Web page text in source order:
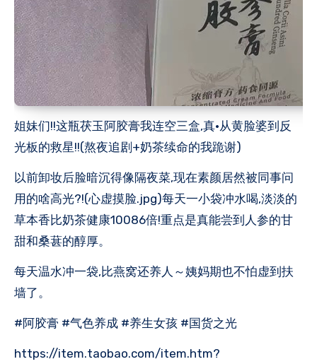
姐妹们!!这瓶茯玉阿胶膏我连空三盒,真·从黄脸婆到反
光板的救星!!(熬夜追剧+奶茶续命的我跪谢)
以前卸妆后脸暗沉得像隔夜菜,现在素颜居然被同事问
用的啥高光?!(心虚摸脸.jpg)每天一小袋冲水喝,淡淡的
草本香比奶茶健康10086倍!重点是真能尝到人参的甘
甜和桑葚的醇厚。
每天温水冲一袋,比燕窝还养人～姨妈期也不怕虚到扶
墙了。
#阿胶膏 #气色养成 #养生女孩 #国货之光
https://item.taobao.com/item.htm?